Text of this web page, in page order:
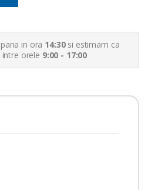
pana in ora 14:30si estimam ca
intre orele 9:00 - 17:00